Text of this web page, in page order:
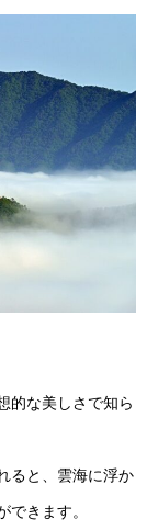
的な美しさで知ら
ると、雲海に浮か
きます。